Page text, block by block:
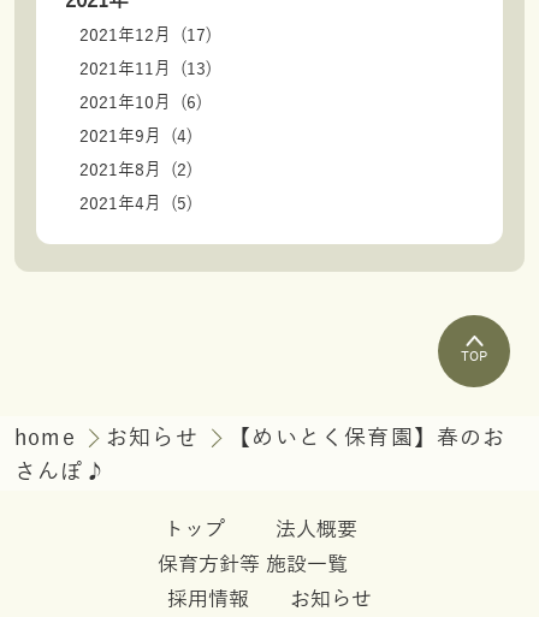
2021年12月 (17)
2021年11月 (13)
2021年10月 (6)
2021年9月 (4)
2021年8月 (2)
2021年4月 (5)
TOP
home お知らせ
【めいとく保育園】春のお
さんぽ♪
トップ
法人概要
保育方針等 施設一覧
採用情報
お知らせ